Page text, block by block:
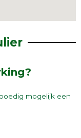
mogelijk een